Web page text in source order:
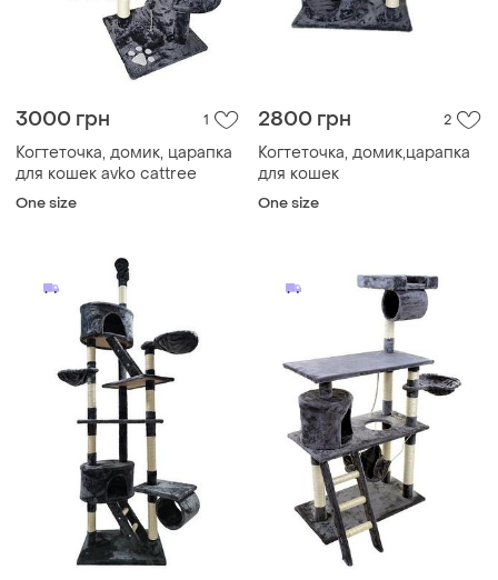
3000 грн 1
Когтеточка, домик, царапка
для кошек avko cattree
One size
2800 грн 2
Когтеточка, домик,царапка
для кошек
One size